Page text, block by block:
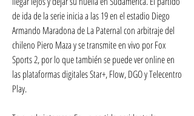
de ida de la serie inicia a las 19 en el estadio Diego
Armando Maradona de La Paternal con arbitraje del
chileno Piero Maza y se transmite en vivo por Fox
Sports 2, por lo que también se puede ver online en
las plataformas digitales Star+, Flow, DGO y Telecentro
Play.